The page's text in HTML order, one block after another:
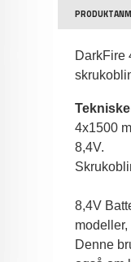
DarkFire
4x1500
8,4V.
8,4V
Denne